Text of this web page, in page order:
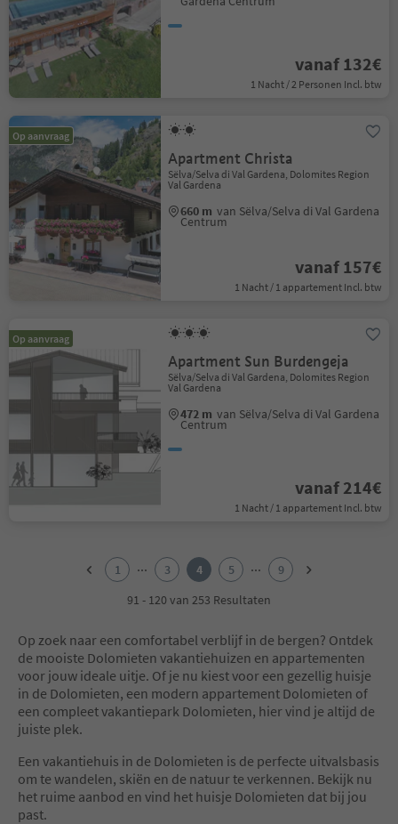
vanaf 132€
1 Nacht / 2 Personen Incl. btw
Op aanvraag
Apartment Christa
Sëlva/Selva di Val Gardena, Dolomites Region
Val Gardena
660 m van Sëlva/Selva di Val Gardena
Centrum
vanaf 157€
1 Nacht / 1 appartement Incl. btw
Op aanvraag
Apartment Sun Burdengeja
Sëlva/Selva di Val Gardena, Dolomites Region
Val Gardena
472 m van Sëlva/Selva di Val Gardena
Centrum
vanaf 214€
1 Nacht / 1 appartement Incl. btw
1 ... 3 4 5 ...
9
91 - 120 van 253 Resultaten
Op zoek naar een comfortabel verblijf in de bergen? Ontdek
de mooiste Dolomieten vakantiehuizen en appartementen
voor jouw ideale uitje. Of je nu kiest voor een gezellig huisje
in de Dolomieten, een modern appartement Dolomieten of
een compleet vakantiepark Dolomieten, hier vind je altijd de
juiste plek.
Een vakantiehuis in de Dolomieten is de perfecte uitvalsbasis
om te wandelen, skiën en de natuur te verkennen. Bekijk nu
het ruime aanbod en vind het huisje Dolomieten dat bij jou
past.